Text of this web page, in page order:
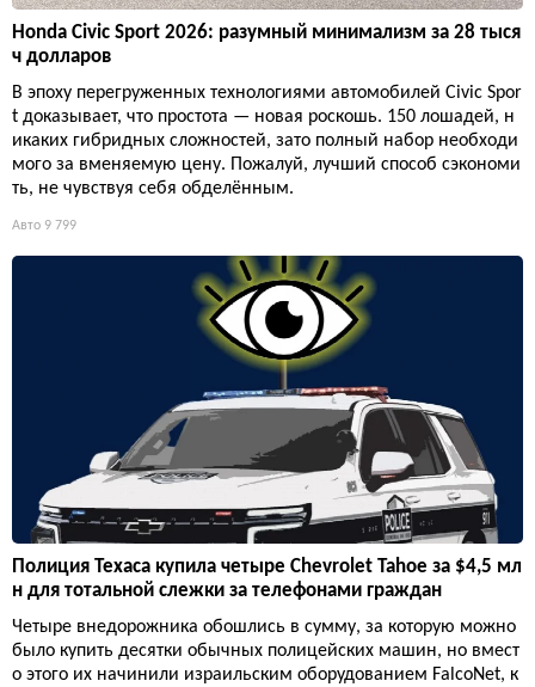
Honda Civic Sport 2026: разумный минимализм за 28 тыся
ч долларов
В эпоху перегруженных технологиями автомобилей Civic Spor
t доказывает, что простота — новая роскошь. 150 лошадей, н
икаких гибридных сложностей, зато полный набор необходи
мого за вменяемую цену. Пожалуй, лучший способ сэкономи
ть, не чувствуя себя обделённым.
Авто 9 799
Полиция Техаса купила четыре Chevrolet Tahoe за $4,5 мл
н для тотальной слежки за телефонами граждан
Четыре внедорожника обошлись в сумму, за которую можно
было купить десятки обычных полицейских машин, но вмест
о этого их начинили израильским оборудованием FalcoNet, к